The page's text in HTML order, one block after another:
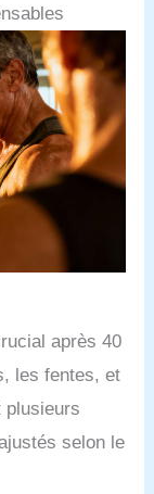
après 40
les fentes, et
plusieurs
selon le